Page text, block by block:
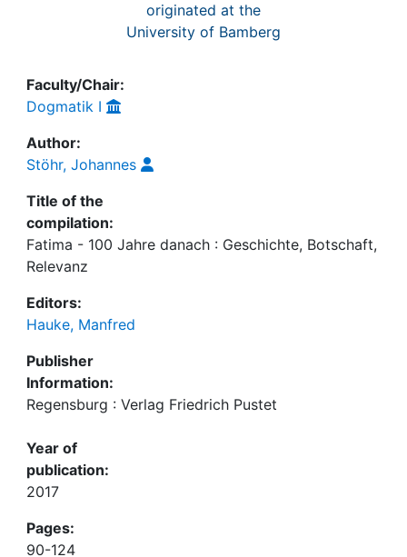
originated at the
University of Bamberg
Faculty/Chair:
Dogmatik I
Author:
Stöhr, Johannes
Title of the
compilation:
Fatima - 100 Jahre danach : Geschichte, Botschaft,
Relevanz
Editors:
Hauke, Manfred
Publisher
Information:
Regensburg : Verlag Friedrich Pustet
Year of
publication:
2017
Pages:
90-124